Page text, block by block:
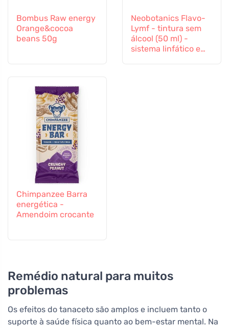
Bombus Raw energy
Orange&cocoa
beans 50g
Neobotanics Flavo-
Lymf - tintura sem
álcool (50 ml) -
sistema linfático e
Chimpanzee Barra
energética -
Amendoim crocante
Remédio natural para muitos
problemas
Os efeitos do tanaceto são amplos e incluem tanto o
suporte à saúde física quanto ao bem-estar mental. Na